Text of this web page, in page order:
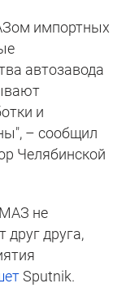
импортных
автозавода
и
– сообщил
Челябинской
МАЗ не
друга,
Sputnik.